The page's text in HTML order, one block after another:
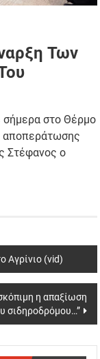
Των
σήμερα στο Θέρμο
αποπεράτωσης
Στέφανος ο
Αγρίνιο (vid)
η απαξίωση
σιδηροδρόμου…”